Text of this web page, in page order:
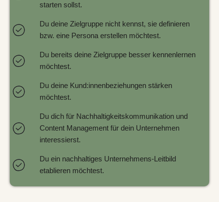
starten sollst.
Du deine Zielgruppe nicht kennst, sie definieren
bzw. eine Persona erstellen möchtest.
Du bereits deine Zielgruppe besser kennenlernen
möchtest.
Du deine Kund:innenbeziehungen stärken
möchtest.
Du dich für Nachhaltigkeitskommunikation und
Content Management für dein Unternehmen
interessierst.
Du ein nachhaltiges Unternehmens-Leitbild
etablieren möchtest.